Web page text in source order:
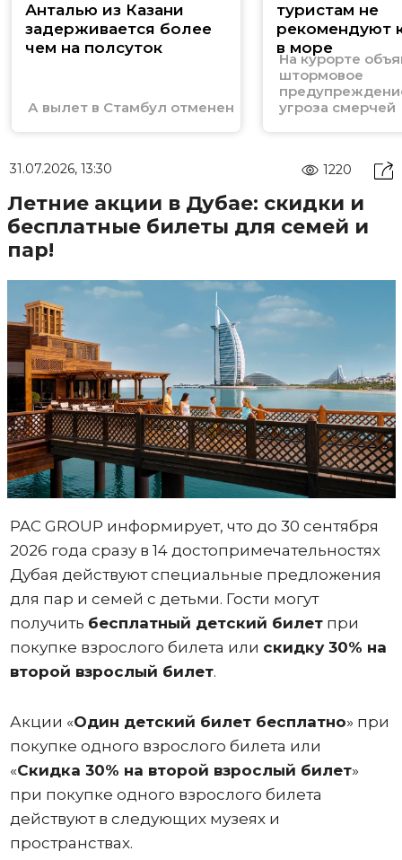
Анталью из Казани
задерживается более
чем на полсуток
А вылет в Стамбул отменен
туристам не
рекомендуют
в море
На курорте
штормовое
угроза смерчей
31.07.2026, 13:30 1220
Летние акции в Дубае: скидки и
бесплатные билеты для семей и
пар!
PAC GROUP информирует, что до 30 сентября
2026 года сразу в 14 достопримечательностях
Дубая действуют специальные предложения
для пар и семей с детьми. Гости могут
получить бесплатный детский билетпри
покупке взрослого билета или скидку 30% на
второй взрослый билет.
Акции «Один детский билет бесплатно» при
покупке одного взрослого билета или
«Скидка 30% на второй взрослый билет»
при покупке одного взрослого билета
действуют в следующих музеях и
пространствах.